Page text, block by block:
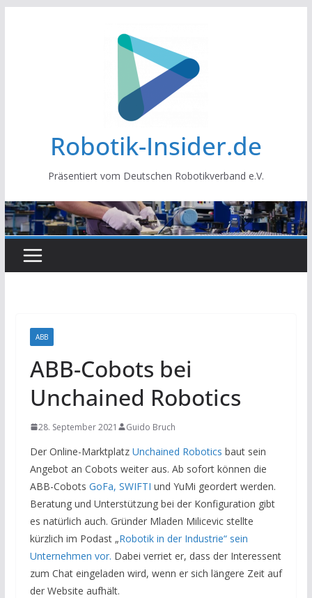
Robotik-Insider.de
Präsentiert vom Deutschen Robotikverband e.V.
ABB
ABB-Cobots bei
Unchained Robotics
28. September 2021 Guido Bruch
Der Online-Marktplatz Unchained Robotics baut sein
Angebot an Cobots weiter aus. Ab sofort können die
ABB-Cobots GoFa, SWIFTI und YuMi geordert werden.
Beratung und Unterstützung bei der Konfiguration gibt
es natürlich auch. Gründer Mladen Milicevic stellte
kürzlich im Podast „Robotik in der Industrie“ sein
Unternehmen vor. Dabei verriet er, dass der Interessent
zum Chat eingeladen wird, wenn er sich längere Zeit auf
der Website aufhält.